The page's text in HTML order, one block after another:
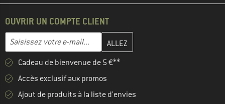
OUVRIR UN COMPTE CLIENT
Adresse e-mail
Entrez votre adresse e-mail ici et créez votre compte client à la
Cadeau de bienvenue de 5 €**
Accès exclusif aux promos
Ajout de produits à la liste d'envies